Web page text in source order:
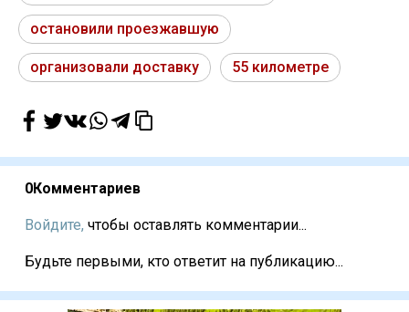
остановили проезжавшую
организовали доставку 55 километре
0Комментариев
Войдите, чтобы оставлять комментарии...
Будьте первыми, кто ответит на публикацию...